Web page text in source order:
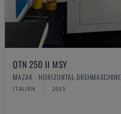
QTN 250 II MSY
MAZAK - HORIZONTAL-DREHMASCHINE
ITALIEN 2015